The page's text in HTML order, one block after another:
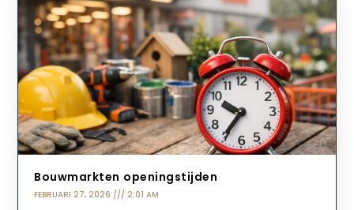
Bouwmarkten openingstijden
FEBRUARI 27, 2026 2:01 AM